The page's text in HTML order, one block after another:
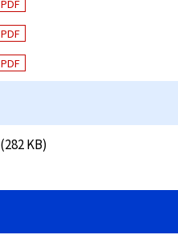
PDF
PDF
PDF
(282 KB)